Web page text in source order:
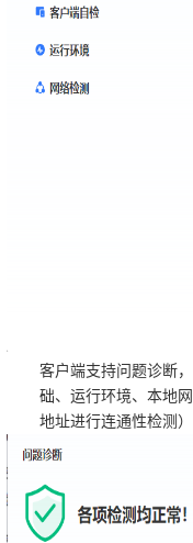
客户端支持问题诊断
础、运行环境、本地
地址进行连通性检测）